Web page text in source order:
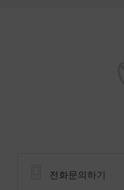
전화문의하기